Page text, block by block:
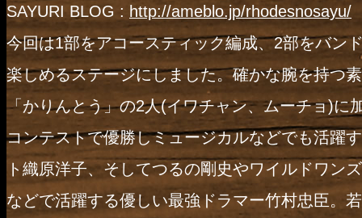
SAYURI BLOG : http://ameblo.jp/rhodesnosayu/
今回は1部をアコースティック編成、2部をバン
楽しめるステージにしました。確かな腕を持つ素
「かりんとう」の2人(イワチャン、ムーチョ)に
コンテストで優勝しミュージカルなどでも活躍
ト織原洋子、そしてつるの剛史やワイルドワン
などで活躍する優しい最強ドラマー竹村忠臣。